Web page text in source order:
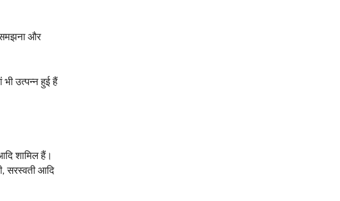
समझना और
उत्पन्न हुई हैं
शामिल हैं।
सरस्वती आदि